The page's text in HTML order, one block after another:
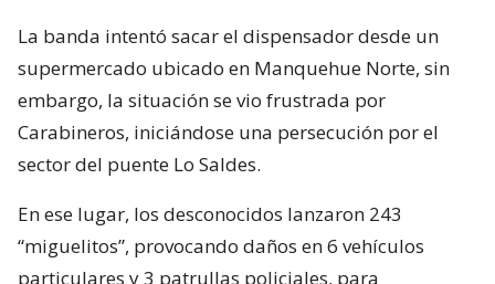
La banda intentó sacar el dispensador desde un
supermercado ubicado en Manquehue Norte, sin
embargo, la situación se vio frustrada por
Carabineros, iniciándose una persecución por el
sector del puente Lo Saldes.
En ese lugar, los desconocidos lanzaron 243
“miguelitos”, provocando daños en 6 vehículos
particulares y 3 patrullas policiales, para